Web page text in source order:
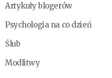
Artykuły blogerów
Psychologia na co dzień
Ślub
Modlitwy